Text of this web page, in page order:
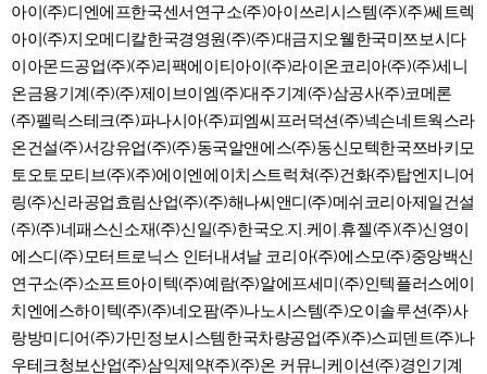
아이(주)디엔에프한국센서연구소(주)아이쓰리시스템(주)(주)쎄트렉
아이(주)지오메디칼한국경영원(주)(주)대금지오웰한국미쯔보시다
이아몬드공업(주)(주)리팩에이티아이(주)라이온코리아(주)(주)세니
온금용기계(주)(주)제이브이엠(주)대주기계(주)삼공사(주)코메론
(주)펠릭스테크(주)파나시아(주)피엠씨프러덕션(주)넥슨네트웍스라
온건설(주)서강유업(주)(주)동국알앤에스(주)동신모텍한국쯔바키모
토오토모티브(주)(주)에이엔에이치스트럭쳐(주)건화(주)탑엔지니어
링(주)신라공업효림산업(주)(주)해나씨앤디(주)메쉬코리아제일건설
(주)(주)네패스신소재(주)신일(주)한국오.지.케이.휴젤(주)(주)신영이
에스디(주)모터트로닉스 인터내셔날 코리아(주)에스모(주)중앙백신
연구소(주)소프트아이텍(주)예람(주)알에프세미(주)인텍플러스에이
치엔에스하이텍(주)(주)네오팜(주)나노시스템(주)오이솔루션(주)사
랑방미디어(주)가민정보시스템한국차량공업(주)(주)스피덴트(주)나
우테크청보산업(주)삼익제약(주)(주)온 커뮤니케이션(주)경인기계